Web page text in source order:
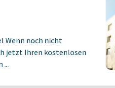
Wenn noch nicht
jetzt Ihren kostenlosen
...